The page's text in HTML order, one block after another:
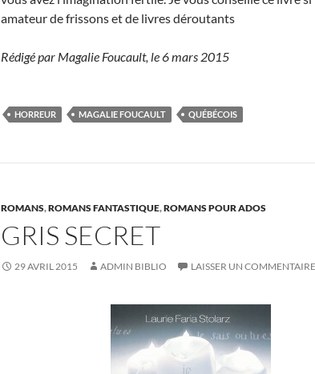
amateur de frissons et de livres déroutants
Rédigé par Magalie Foucault, le 6 mars 2015
HORREUR MAGALIE FOUCAULT QUÉBÉCOIS
ROMANS,ROMANS FANTASTIQUE,ROMANS POUR ADOS
GRIS SECRET
29 AVRIL 2015 ADMIN BIBLIO LAISSER UN COMMENTAIRE